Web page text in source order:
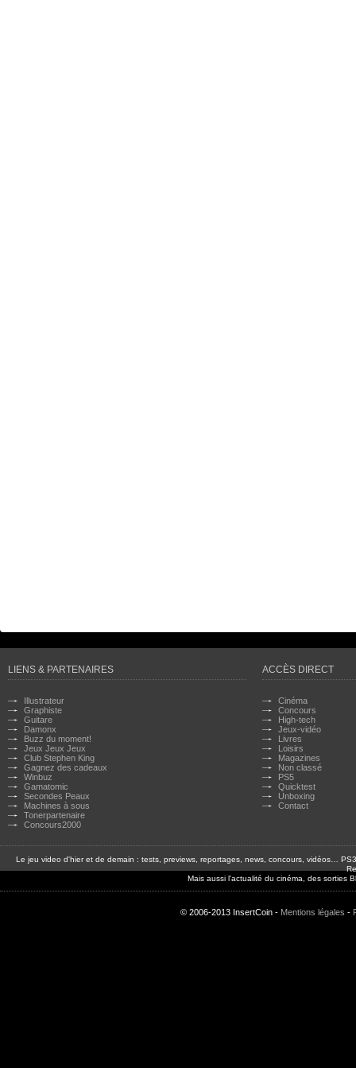
LIENS & PARTENAIRES
Illustrateur
Graphiste
Guitare
Damonx
Buzz du moment!
Jeux Jeux Jeux
Club Stephen King
Gagnez des cadeaux
Winbuz
Gamatomic
Secondes Peaux
Machines à sous
Tonerpartenaire
Concours2000
ACCÈS DIRECT
Cinéma
Concours
High-tech
Jeux-vidéo
Livres
Loisirs
Magazines
Non classé
PS5
Quicktest
Unboxing
Contact
Le jeu video d'hier et de demain : tests, previews, reportages, news, concours, vidéos…
Mais aussi l'actualité du cinéma, des sorties
© 2006-2013 InsertCoin - Mentions légales -